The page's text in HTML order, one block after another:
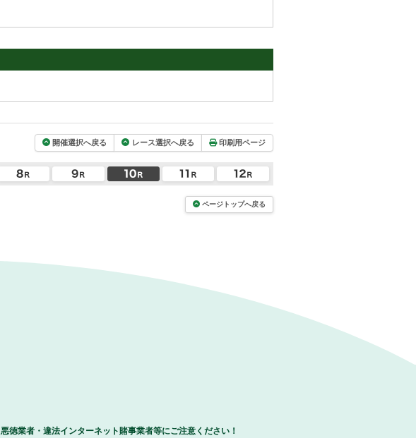
開催選択へ戻る レース選択へ戻る 印刷用ページ
ページトップへ戻る
悪徳業者・違法インターネット賭事業者等にご注意ください！